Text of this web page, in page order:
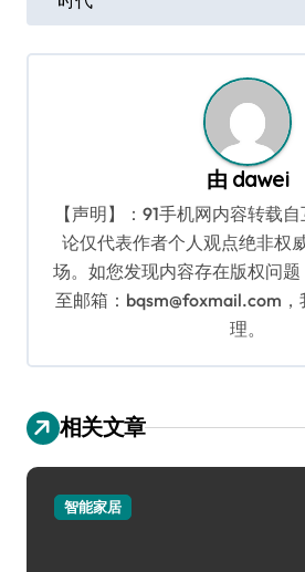
导
航
由 dawei
【声明】：91手机网内容转载
论仅代表作者个人观点绝非权
场。如您发现内容存在版权问
至邮箱：bqsm@foxmail.com
理。
相关文章
智能家居